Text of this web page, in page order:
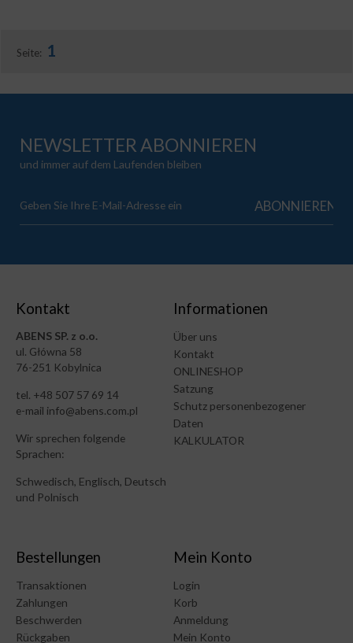
Seite: 1
NEWSLETTER ABONNIEREN
und immer auf dem Laufenden bleiben
Kontakt
ABENS SP. z o.o.
ul. Główna 58
76-251 Kobylnica
tel. +48 507 57 69 14
e-mail info@abens.com.pl
Wir sprechen folgende
Sprachen:
Schwedisch, Englisch, Deutsch
und Polnisch
Informationen
Über uns
Kontakt
ONLINESHOP
Satzung
Schutz personenbezogener
Daten
KALKULATOR
Bestellungen
Transaktionen
Zahlungen
Beschwerden
Rückgaben
Mein Konto
Login
Korb
Anmeldung
Mein Konto